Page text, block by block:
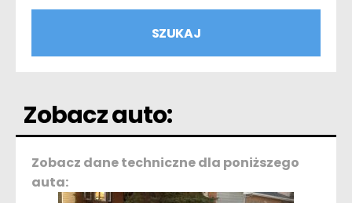
Zobacz auto:
Zobacz dane techniczne dla poniższego
auta: